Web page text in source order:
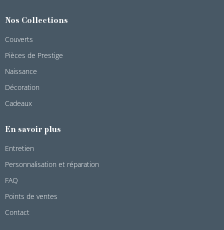
Nos Collections
Couverts
Pièces de Prestige
Naissance
Décoration
Cadeaux
En savoir plus
Entretien
Personnalisation et réparation
FAQ
Points de ventes
Contact